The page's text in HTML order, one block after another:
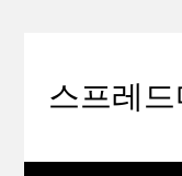
스프레